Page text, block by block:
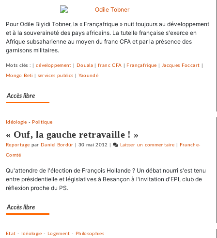
signe
un
appel
une
Pour Odile Biyidi Tobner, la « Françafrique » nuit toujours au développement
et à la souveraineté des pays africains. La tutelle française s'exerce en
Afrique subsaharienne au moyen du franc CFA et par la présence des
garnisons militaires.
Mots clés : |développement Douala |franc CFA Françafrique Jacques Foccart
Mongo Beti services publics Yaoundé
Accès libre
Idéologie - Politique
« Ouf, la gauche retravaille ! »
Reportage par Daniel Bordür 30 mai 2012 Laisser un commentaire onFranche-
Comté
Qu'attendre de l'élection de François Hollande ? Un débat nourri s'est tenu
entre présidentielle et législatives à Besançon à l'invitation d'EPI, club de
réflexion proche du PS.
Accès libre
Etat - Idéologie - Logement - Philosophies